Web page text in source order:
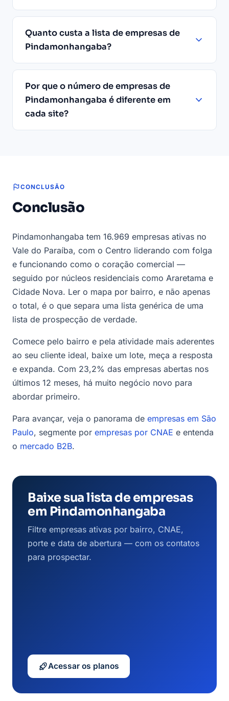
Quanto custa a lista de empresas de
Pindamonhangaba?
Por que o número de empresas de
Pindamonhangaba é diferente em
cada site?
CONCLUSÃO
Conclusão
Pindamonhangaba tem 16.969 empresas ativas no
Vale do Paraíba, com o Centro liderando com folga
e funcionando como o coração comercial —
seguido por núcleos residenciais como Araretama e
Cidade Nova. Ler o mapa por bairro, e não apenas
o total, é o que separa uma lista genérica de uma
lista de prospecção de verdade.
Comece pelo bairro e pela atividade mais aderentes
ao seu cliente ideal, baixe um lote, meça a resposta
e expanda. Com 23,2% das empresas abertas nos
últimos 12 meses, há muito negócio novo para
abordar primeiro.
Para avançar, veja o panorama de empresas em São
Paulo, segmente por empresas por CNAE e entenda
o mercado B2B.
Baixe sua lista de empresas
em Pindamonhangaba
Filtre empresas ativas por bairro, CNAE,
porte e data de abertura — com os contatos
para prospectar.
Acessar os planos